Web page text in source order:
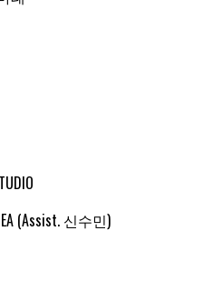
(Assist. 신수민)